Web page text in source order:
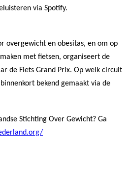
via Spotify.
overgewicht en obesitas, en om op
met fietsen, organiseert de
de Fiets Grand Prix. Op welk circuit
bekend gemaakt via de
Stichting Over Gewicht? Ga